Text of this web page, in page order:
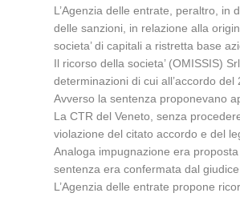
L’Agenzia delle entrate, peraltro, in
delle sanzioni, in relazione alla
societa’ di capitali a ristretta base
Il ricorso della societa’ (OMISSIS)
determinazioni di cui all’accordo del
Avverso la sentenza proponevano
La CTR del Veneto, senza
violazione del citato accordo e del
Analoga impugnazione era
sentenza era confermata dal giudice
L’Agenzia delle entrate propone